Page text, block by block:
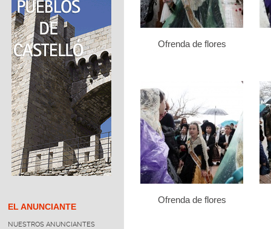
EL ANUNCIANTE
NUESTROS ANUNCIANTES
Ofrenda de flores
Ofrenda de flores